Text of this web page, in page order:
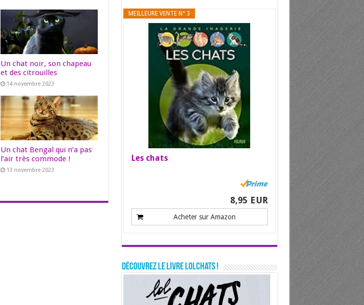
Un chat noir, son chapeau
et des citrouilles
14 novembre 2023
Un chat Bengal qui n’a pas
l’air très commode !
13 novembre 2023
MEILLEURE VENTE N° 3
Les chats
8,95 EUR
Acheter sur Amazon
Découvrez le livre LolChats !